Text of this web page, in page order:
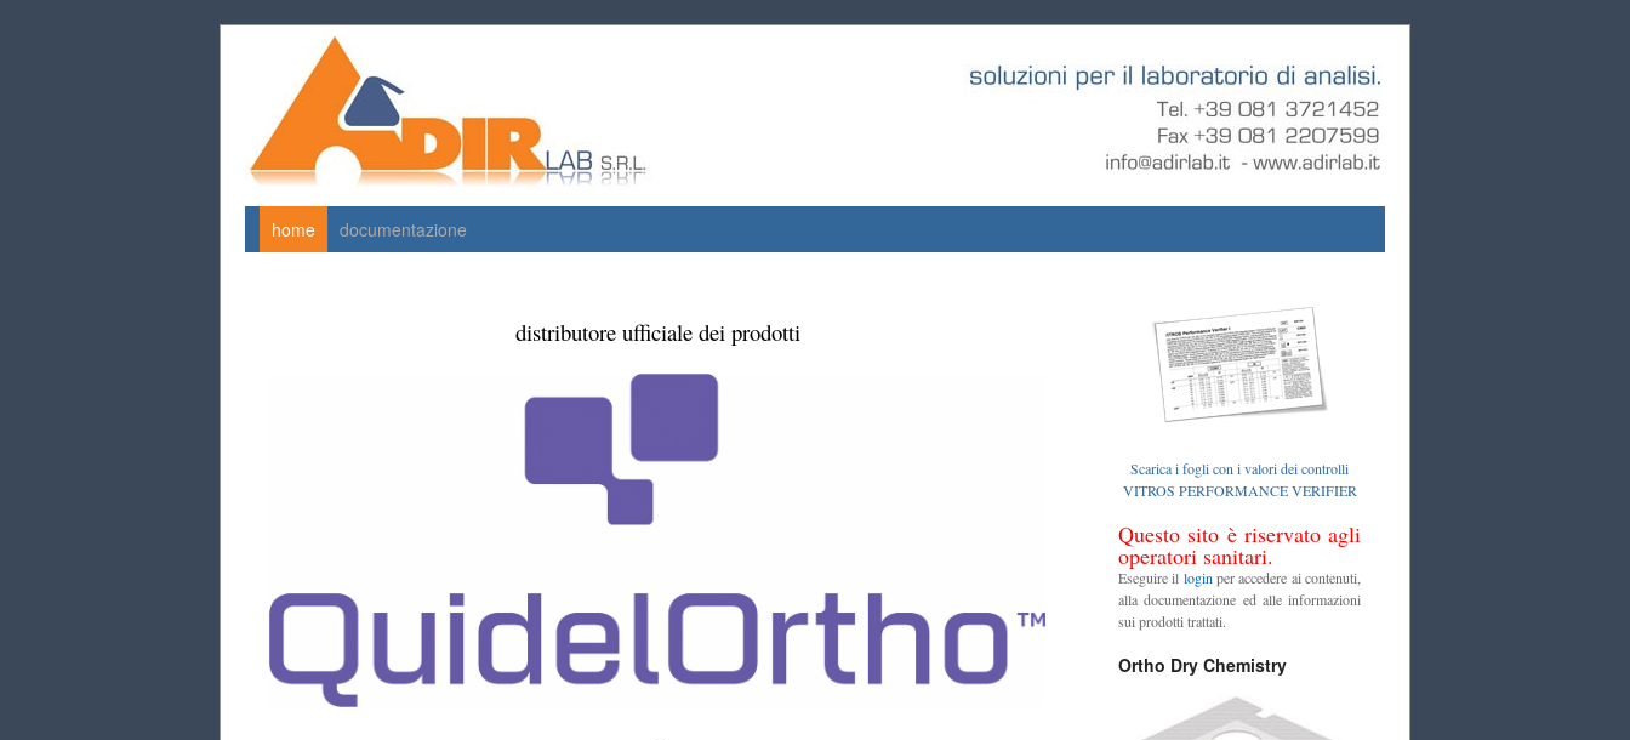
home documentazione
distributore ufficiale dei prodotti
Scarica i fogli con i valori dei controlli
VITROS PERFORMANCE VERIFIER
Questo sito è riservato agli
operatori sanitari.
Eseguire il login per accedere ai contenuti,
alla documentazione ed alle informazioni
sui prodotti trattati.
Ortho Dry Chemistry